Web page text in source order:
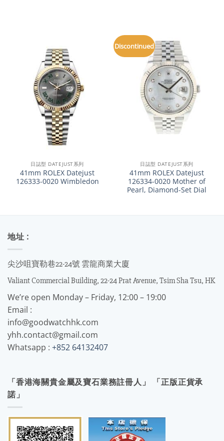
日誌型 DATEJUST系列
41mm ROLEX Datejust
126333-0020 Wimbledon
Discontinued
日誌型 DATEJUST系列
41mm ROLEX Datejust
126334-0020 Mother of
Pearl, Diamond-Set Dial
地址 :
尖沙咀寶勒巷22-24號 雲龍商業大廈
Valiant Commercial Building, 22-24 Prat Avenue, Tsim Sha Tsu, HK
We’re open Monday – Friday, 12:00 – 19:00
Email :
info@goodwatchhk.com
yhh.contact@gmail.com
Whatsapp : +852 64132407
「香港海關貴金屬及寶石業務註冊人」 「正版正貨承
諾」